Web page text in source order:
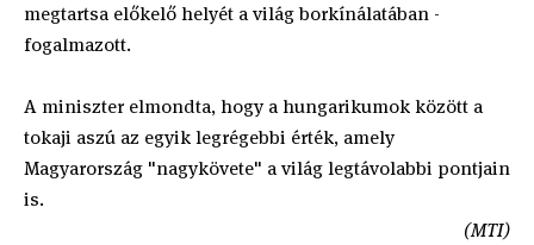
megtartsa előkelő helyét a világ borkínálatában -
fogalmazott.
A miniszter elmondta, hogy a hungarikumok között a
tokaji aszú az egyik legrégebbi érték, amely
Magyarország "nagykövete" a világ legtávolabbi pontjain
is.
(MTI)